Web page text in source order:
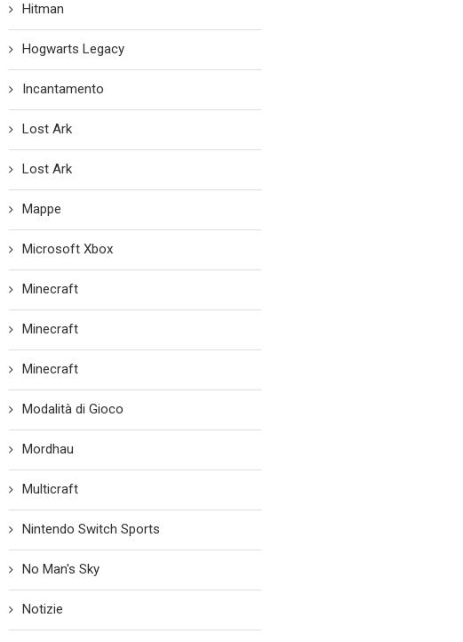
Hitman
Hogwarts Legacy
Incantamento
Lost Ark
Lost Ark
Mappe
Microsoft Xbox
Minecraft
Minecraft
Minecraft
Modalità di Gioco
Mordhau
Multicraft
Nintendo Switch Sports
No Man's Sky
Notizie